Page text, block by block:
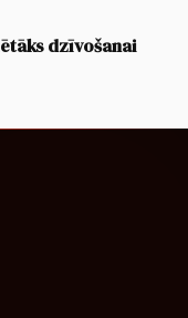
dzīvošanai